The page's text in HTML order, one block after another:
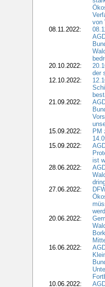
von
08.11.2022:
20.10.2022:
der
12.10.2022:
21.09.2022:
15.09.2022:
PM
15.09.2022:
ist
28.06.2022:
27.06.2022:
20.06.2022:
16.06.2022:
10.06.2022: